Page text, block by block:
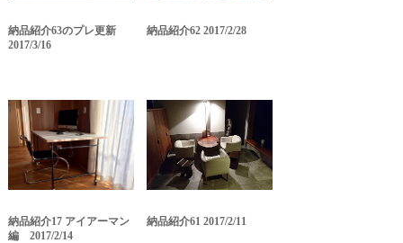
納品紹介63のプレ更新
2017/3/16
納品紹介62 2017/2/28
納品紹介17 アイアーマン
編 2017/2/14
納品紹介61 2017/2/11